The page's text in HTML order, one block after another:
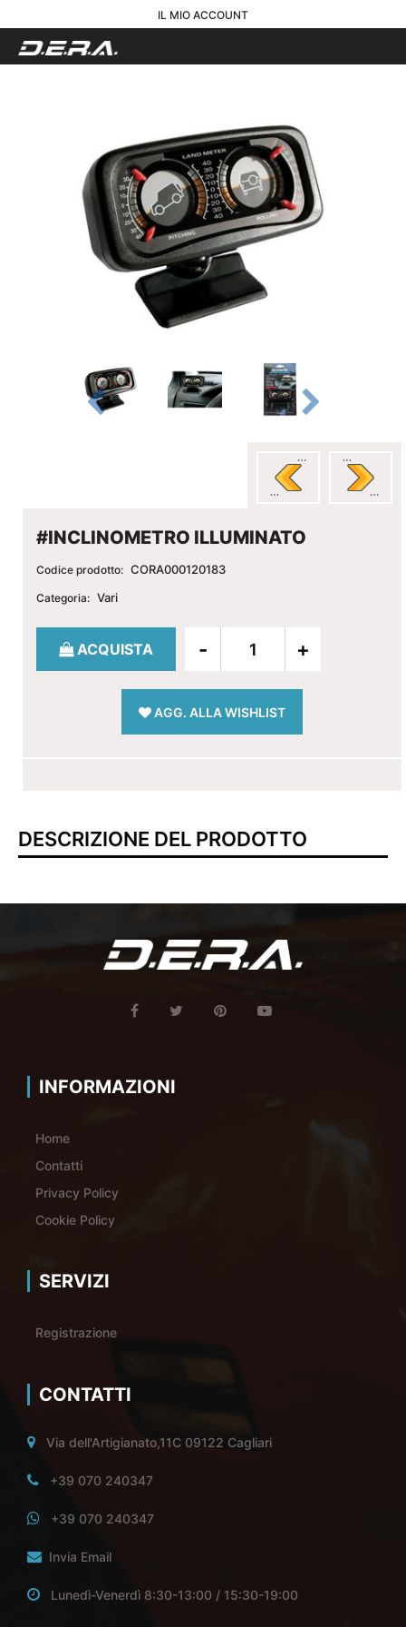
IL MIO ACCOUNT
#INCLINOMETRO ILLUMINATO
Codice prodotto: CORA000120183
Categoria: Vari
Quantità
ACQUISTA
AGG. ALLA WISHLIST
DESCRIZIONE DEL PRODOTTO
INFORMAZIONI
Home
Contatti
Privacy Policy
Cookie Policy
SERVIZI
Registrazione
CONTATTI
Via dell'Artigianato,11C 09122 Cagliari
+39 070 240347
+39 070 240347
Invia Email
Lunedì-Venerdì 8:30-13:00 / 15:30-19:00